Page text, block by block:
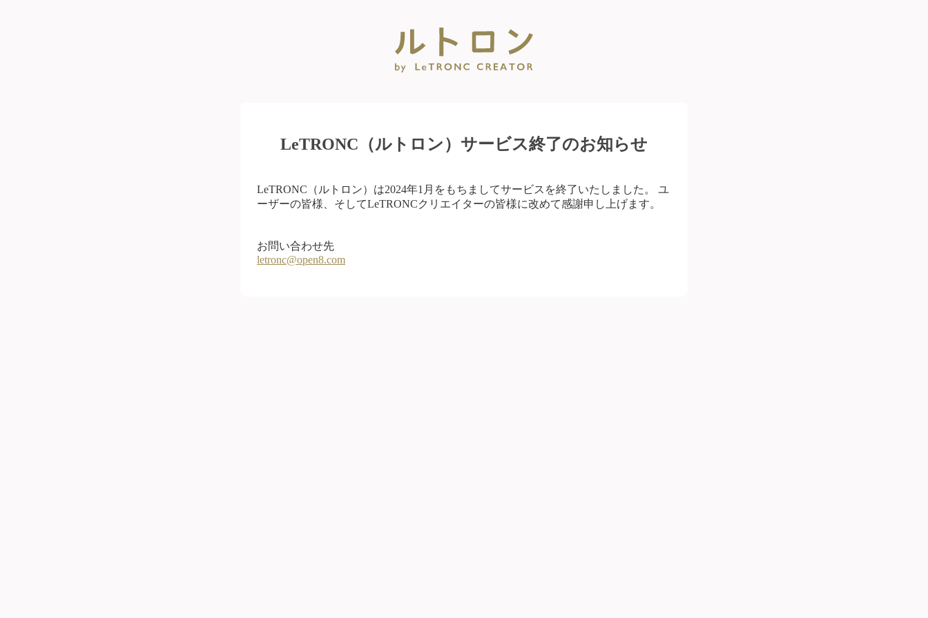
LeTRONC（ルトロン）サービス終了のお知らせ
LeTRONC（ルトロン）は2024年1月をもちましてサービスを終了いたしました。 ユ
ーザーの皆様、そしてLeTRONCクリエイターの皆様に改めて感謝申し上げます。
お問い合わせ先
letronc@open8.com